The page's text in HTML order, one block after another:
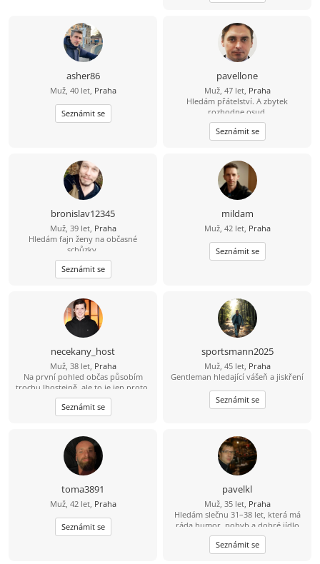
asher86
Muž, 40 let, Praha
Seznámit se
pavellone
Muž, 47 let, Praha
Hledám přátelství. A zbytek
rozhodne osud.
Seznámit se
bronislav12345
Muž, 39 let, Praha
Hledám fajn ženy na občasné
schůzky.
Seznámit se
mildam
Muž, 42 let, Praha
Seznámit se
necekany_host
Muž, 38 let, Praha
Na první pohled občas působím
trochu lhostejně, ale to je jen proto,
že svět raději tiše vnímám, než abych
měl potřebu ho neustále
komentovat. Pokud se se mnou
přeskočí sama.
Seznámit se
sportsmann2025
Muž, 45 let, Praha
Gentleman hledající vášeň a jiskření
Seznámit se
toma3891
Muž, 42 let, Praha
Seznámit se
pavelkl
Muž, 35 let, Praha
Hledám slečnu 31–38 let, která má
ráda humor, pohyb a dobré jídlo
(ideálně i umí vařit ????). Mě baví
lyžování, bowling a dlouhé jízdy na
kole – 80 km beru jako výzvu, ne
Seznámit se